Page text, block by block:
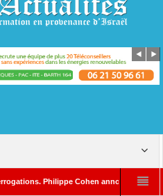
Philippe Cohen annonce se réserver